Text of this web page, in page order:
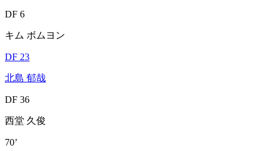
DF 6
キム ボムヨン
DF 23
北島 郁哉
DF 36
西堂 久俊
70’